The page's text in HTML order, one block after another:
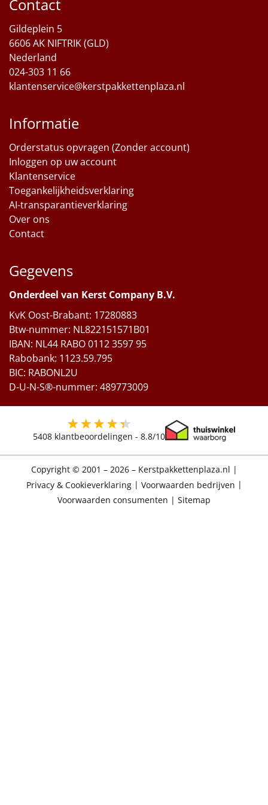
Particulier
Kerstgeschenken 2026
Per stuk
Alle overige
Contact
Gildeplein 5
6606 AK NIFTRIK (GLD)
Nederland
024-303 11 66
klantenservice@kerstpakkettenplaza.nl
Informatie
Orderstatus opvragen (Zonder account)
Inloggen op uw account
Klantenservice
Toegankelijkheidsverklaring
AI-transparantieverklaring
Over ons
Contact
Gegevens
Onderdeel van Kerst Company B.V.
KvK Oost-Brabant: 17280883
Btw-nummer: NL822151571B01
IBAN: NL44 RABO 0112 3597 95
Rabobank: 1123.59.795
BIC: RABONL2U
D-U-N-S®-nummer: 489773009
5408 klantbeoordelingen - 8.8/10
Copyright © 2001 – 2026 – Kerstpakkettenplaza.nl |
Privacy & Cookieverklaring| Voorwaarden bedrijven |
Voorwaarden consumenten | Sitemap